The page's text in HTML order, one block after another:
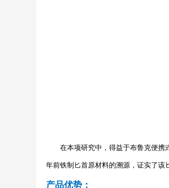
在本项研究中，得益于布鲁克便携式
年前铁制匕首原材料的溯源，证实了该
产品优势：